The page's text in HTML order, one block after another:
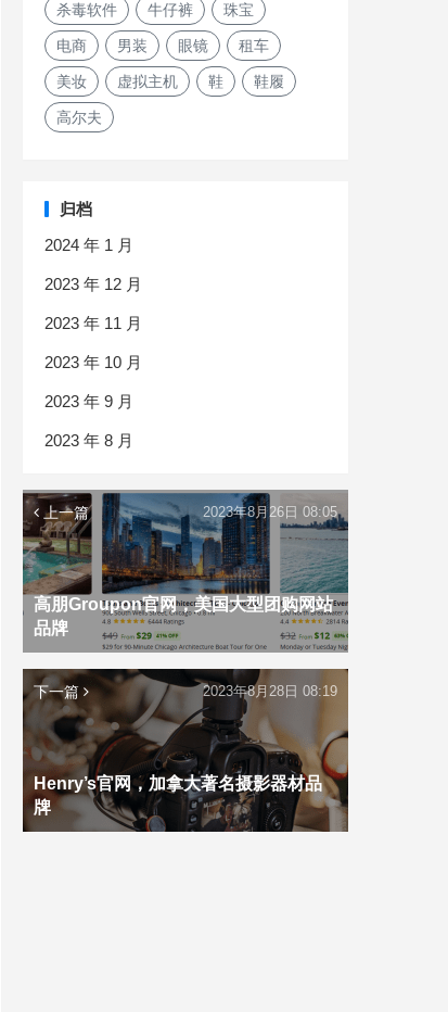
杀毒软件 牛仔裤 珠宝
电商 男装 眼镜 租车
美妆 虚拟主机 鞋 鞋履
高尔夫
归档
2024 年 1 月
2023 年 12 月
2023 年 11 月
2023 年 10 月
2023 年 9 月
2023 年 8 月
上一篇
高朋Groupon官网，美国大型团购网站
品牌
2023年8月26日 08:05
下一篇
Henry’s官网，加拿大著名摄影器材品
牌
2023年8月28日 08:19